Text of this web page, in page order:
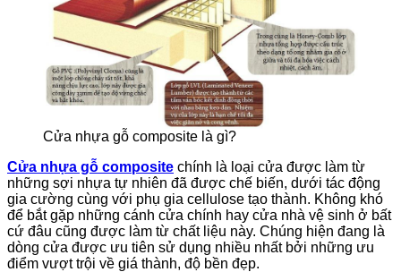
Cửa nhựa gỗ composite là gì?
Cửa nhựa gỗ composite chính là loại cửa được làm từ
những sợi nhựa tự nhiên đã được chế biến, dưới tác động
gia cường cùng với phụ gia cellulose tạo thành. Không khó
để bắt gặp những cánh cửa chính hay cửa nhà vệ sinh ở bất
cứ đâu cũng được làm từ chất liệu này. Chúng hiện đang là
dòng cửa được ưu tiên sử dụng nhiều nhất bởi những ưu
điểm vượt trội về giá thành, độ bền đẹp.